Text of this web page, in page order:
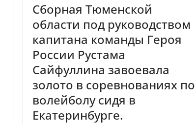
Сборная Тюменской
области под руководством
капитана команды Героя
России Рустама
Сайфуллина завоевала
золото в соревнованиях по
волейболу сидя в
Екатеринбурге.